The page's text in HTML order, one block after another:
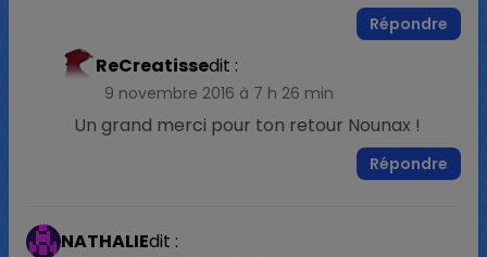
Répondre
ReCreatissedit :
9 novembre 2016 à 7 h 26 min
Un grand merci pour ton retour Nounax !
Répondre
NATHALIEdit :